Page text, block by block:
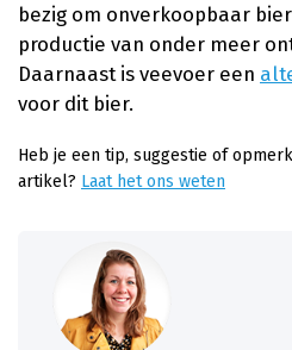
bezig om onverkoopbaar
productie van onder meer
Daarnaast is veevoer een
voor dit bier.
Heb je een tip, suggestie of
artikel? Laat het ons weten